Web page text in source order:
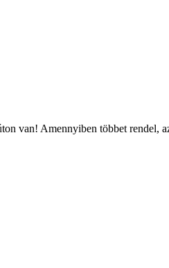
van! Amennyiben többet rendel,